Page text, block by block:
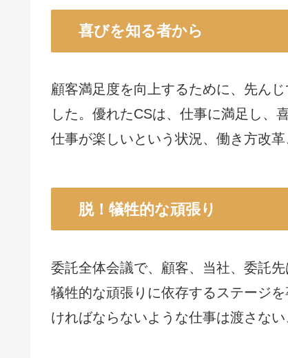
喜びを知る者から
顧客満足度を向上するために、先ん
した。優れたCSは、仕事に満足し、
仕事が楽しいという状況、働き方改
脱！犠牲的な頑張り
委託全体会議で、顧客、当社、委託
犠牲的な頑張りに依存するステージ
ければならないような仕事は渡さな